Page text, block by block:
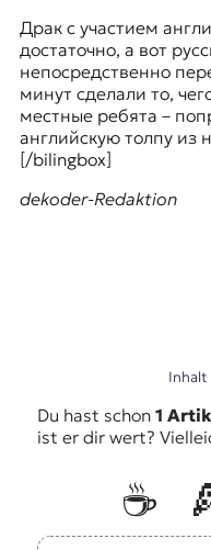
Драк с участием
достаточно, а вот
непосредственно
минут сделали то,
местные ребята –
английскую толпу из
[/bilingbox]
dekoder-Redaktion
Inhalt
Du hast schon 1
ist er dir wert?
☕️